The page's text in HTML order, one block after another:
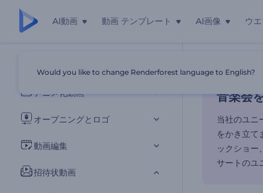
AI動画 動画 テンプレート AI画像 ウ
すべてのテンプレート
アニメ化動画
オープニングとロゴ
動画編集
招待状動画
音楽会
ホーム テン
音楽会
当社のユニ
をかき立て
ックショー
サートのユ
Would you like to change Renderforest language to English?